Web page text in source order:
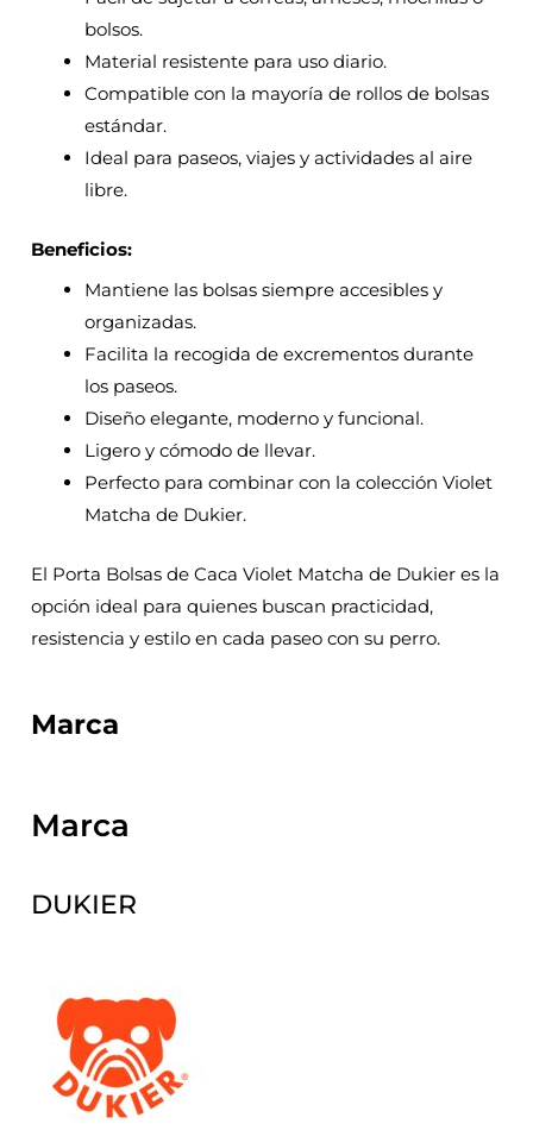
bolsos.
Material resistente para uso diario.
Compatible con la mayoría de rollos de bolsas
estándar.
Ideal para paseos, viajes y actividades al aire
libre.
Beneficios:
Mantiene las bolsas siempre accesibles y
organizadas.
Facilita la recogida de excrementos durante
los paseos.
Diseño elegante, moderno y funcional.
Ligero y cómodo de llevar.
Perfecto para combinar con la colección Violet
Matcha de Dukier.
El Porta Bolsas de Caca Violet Matcha de Dukier es la
opción ideal para quienes buscan practicidad,
resistencia y estilo en cada paseo con su perro.
Marca
Marca
DUKIER